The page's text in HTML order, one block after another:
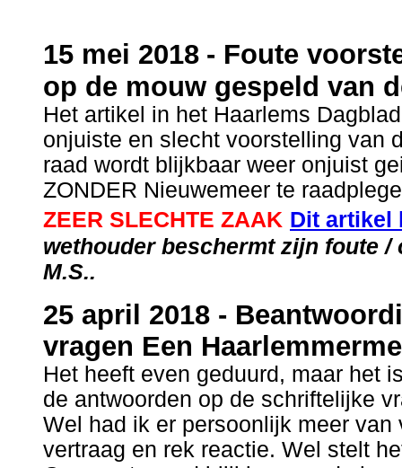
15 mei 2018 - Foute
op de mouw gespeld van
Het artikel in het Haarlems
onjuiste en slecht voorstelling van
raad wordt blijkbaar weer onjuist
ZONDER Nieuwemeer te
ZEER SLECHTE ZAAK Dit artikel
wethouder beschermt zijn foute /
M.S..
25 april 2018 -
vragen Een
Het heeft even geduurd, maar het
de antwoorden op de schriftelijke
Wel had ik er persoonlijk meer van
vertraag en rek reactie. Wel stelt